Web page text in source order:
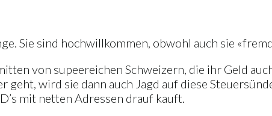
Sie sind hochwillkommen, obwohl auch sie
von supeereichen Schweizern, die ihr Geld
geht, wird sie dann auch Jagd auf diese
mit netten Adressen drauf kauft.